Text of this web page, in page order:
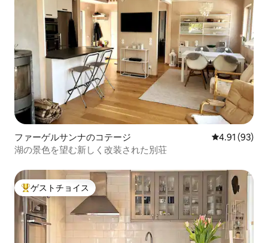
ファーゲルサンナのコテージ レビュー93
4.91 (93)
湖の景色を望む新しく改装された別荘
大好評のゲストチョイスです。
ゲストチョイス